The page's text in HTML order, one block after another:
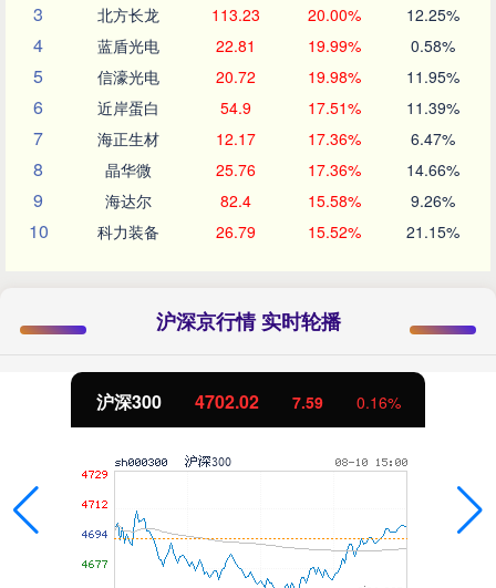
3 北方长龙 113.23 20.00% 12.25%
4 蓝盾光电 22.81 19.99% 0.58%
5 信濠光电 20.72 19.98% 11.95%
6 近岸蛋白 54.9 17.51% 11.39%
7 海正生材 12.17 17.36% 6.47%
8 晶华微 25.76 17.36% 14.66%
9 海达尔 82.4 15.58% 9.26%
10 科力装备 26.79 15.52% 21.15%
沪深京行情 实时轮播
沪深300 4702.02 7.59 0.16%